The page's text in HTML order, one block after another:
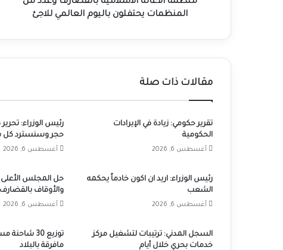
المنظمات يحتفلون باليوم العالمي للاجئ
مقالات ذات صلة
تقرير حكومي: زيادة في الإيرادات
الحكومية
أغسطس 6, 2026
رئيس الوزراء:
حجر وسنسترد كل
أغسطس 6, 2026
رئيس الوزراء: اريد ان اكون خادماً يحكمه
الشعب
أغسطس 6, 2026
حل المجلس الأعلى
والأوقاف بالقضارف
أغسطس 6, 2026
السجل المدني: ترتيبات لتشغيل مركز
خدمات بحري خلال أيام
توزيع 30
مافرقة بالبلاد